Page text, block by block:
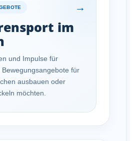
→
im
und Impulse für
Bewegungsangebote für
ausbauen oder
möchten.